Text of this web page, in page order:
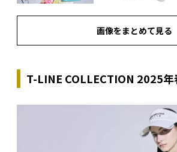
画像をまとめて見る
T-LINE COLLECTION 2025年